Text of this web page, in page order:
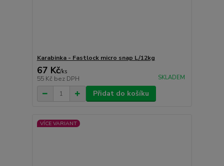
Karabinka - Fastlock micro snap L/12kg
67 Kč/ks
55 Kč bez DPH SKLADEM
Přidat do košíku
VÍCE VARIANT